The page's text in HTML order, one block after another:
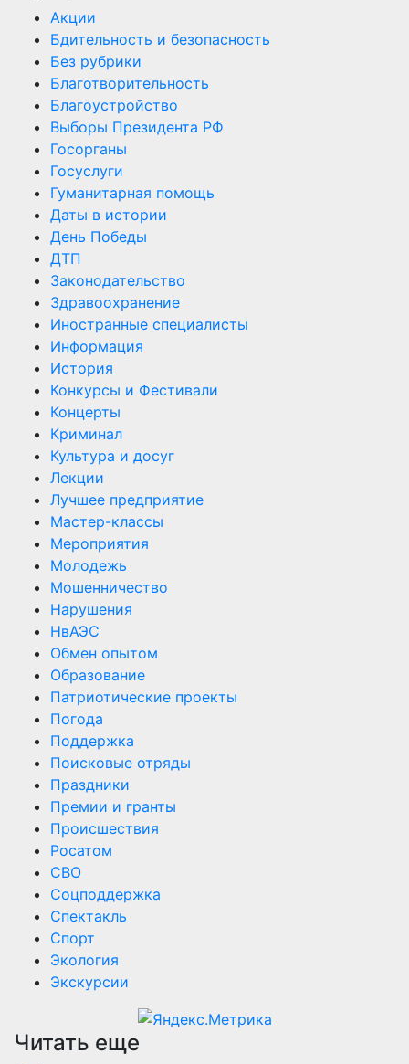
Акции
Бдительность и безопасность
Без рубрики
Благотворительность
Благоустройство
Выборы Президента РФ
Госорганы
Госуслуги
Гуманитарная помощь
Даты в истории
День Победы
ДТП
Законодательство
Здравоохранение
Иностранные специалисты
Информация
История
Конкурсы и Фестивали
Концерты
Криминал
Культура и досуг
Лекции
Лучшее предприятие
Мастер-классы
Мероприятия
Молодежь
Мошенничество
Нарушения
НвАЭС
Обмен опытом
Образование
Патриотические проекты
Погода
Поддержка
Поисковые отряды
Праздники
Премии и гранты
Происшествия
Росатом
СВО
Соцподдержка
Спектакль
Спорт
Экология
Экскурсии
Читать еще